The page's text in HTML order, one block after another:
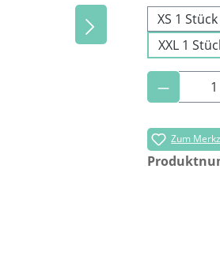
XS 1 Stück
XXL 1
Zum